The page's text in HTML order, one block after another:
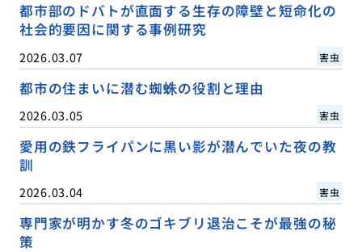
都市部のドバトが直面する生存の障壁と短命化の
社会的要因に関する事例研究
2026.03.07 害虫
都市の住まいに潜む蜘蛛の役割と理由
2026.03.05 害虫
愛用の鉄フライパンに黒い影が潜んでいた夜の教
訓
2026.03.04 害虫
専門家が明かす冬のゴキブリ退治こそが最強の秘
策